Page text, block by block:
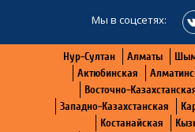
Мы в соцсетях:
Нур-Султан Алматы
Актюбинская
Восточно-
Западно-Казахстанская
Костанайская